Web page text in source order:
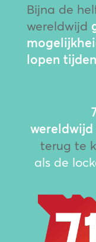
Bijna de
wereldwijd
lopen
terug te
als de